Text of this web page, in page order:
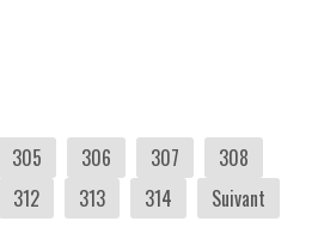
305 306 307
308
312 313 314
Suivant